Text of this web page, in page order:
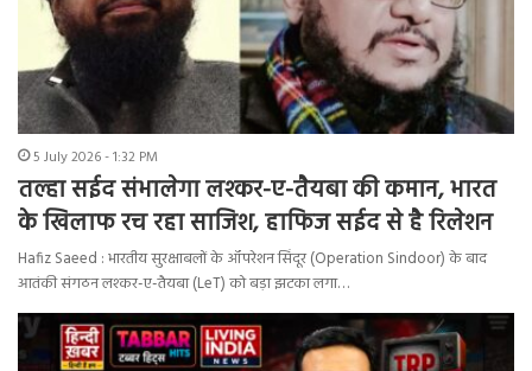
5 July 2026 - 1:32 PM
तल्हा सईद संभालेगा लश्कर-ए-तैयबा की कमान, भारत
के खिलाफ रच रहा साजिश, हाफिज सईद से है रिलेशन
Hafiz Saeed : भारतीय सुरक्षाबलों के ऑपरेशन सिंदूर (Operation Sindoor) के बाद
आतंकी संगठन लश्कर-ए-तैयबा (LeT) को बड़ा झटका लगा…